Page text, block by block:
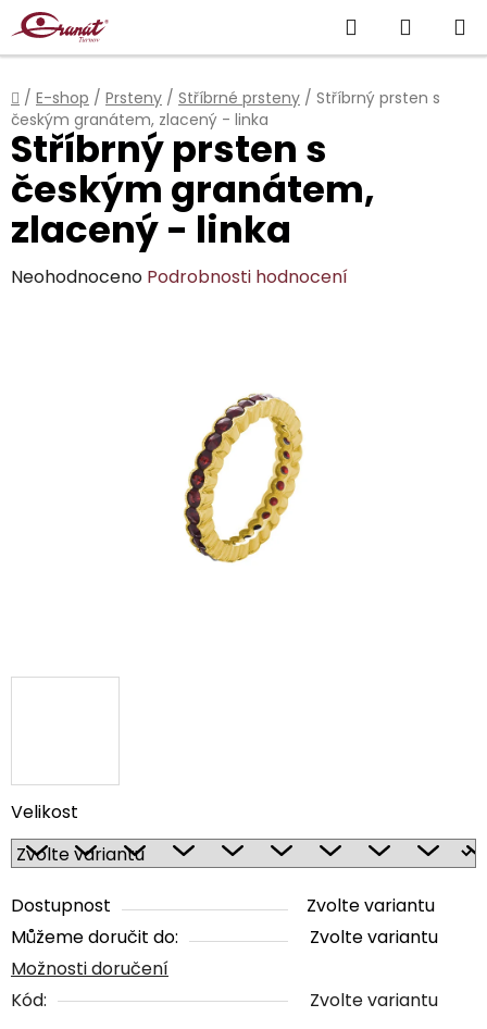
Přejít
na
obsah
Hledat
KOŠÍK
Domů
/ E-shop / Prsteny / Stříbrné prsteny / Stříbrný prsten s
českým granátem, zlacený - linka
Velikost
Dostupnost
Zvolte variantu
Můžeme doručit do:
Zvolte variantu
Možnosti doručení
Kód:
Zvolte variantu
Stříbrný prsten s
českým granátem,
zlacený - linka
Průměrné
Neohodnoceno Podrobnosti hodnocení